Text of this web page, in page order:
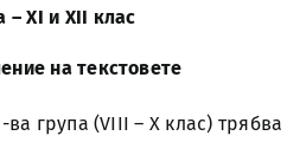
–XI и XII клас
на текстовете
група (VIII – X клас)